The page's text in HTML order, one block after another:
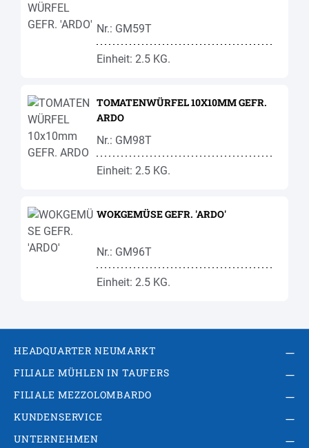
Nr.: GM59T
Einheit: 2.5 KG.
TOMATENWÜRFEL 10X10MM GEFR.
ARDO
Nr.: GM98T
Einheit: 2.5 KG.
WOKGEMÜSE GEFR. 'ARDO'
Nr.: GM96T
Einheit: 2.5 KG.
HEADQUARTER NEUMARKT
FILIALE MÜHLEN IN TAUFERS
FILIALE MEZZOLOMBARDO
KUNDENSERVICE
UNTERNEHMEN